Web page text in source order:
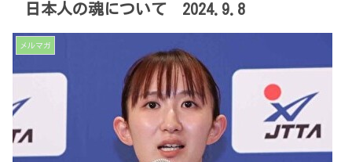
日本人の魂について 2024.9.8
メルマガ